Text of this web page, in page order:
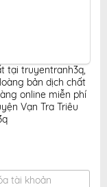
tại truyentranh3q,
bản dịch chất
online miễn phí
Vạn Tra Triêu
tài khoản